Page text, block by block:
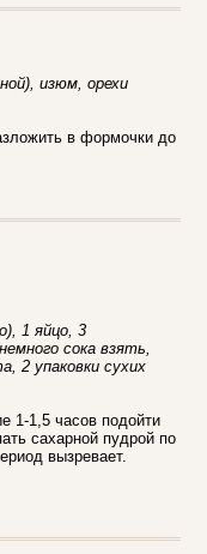
изюм, орехи
в формочки до
1 яйцо, 3
сока взять,
2 упаковки сухих
1-1,5 часов подойти
сахарной пудрой по
вызревает.